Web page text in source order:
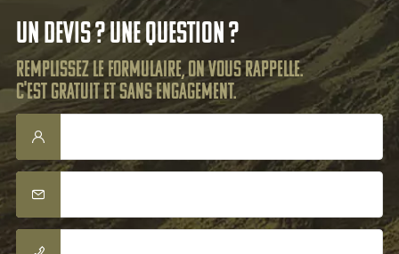
Un devis ? Une question ?
Remplissez le formulaire, on vous rappelle.
C'est gratuit et sans engagement.